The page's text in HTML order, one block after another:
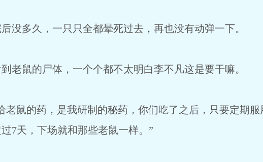
没多久，一只只全都晕死过去，再也没有动弹一下。
老鼠的尸体，一个个都不太明白李不凡这是要干嘛。
老鼠的药，是我研制的秘药，你们吃了之后，只要定期
7天，下场就和那些老鼠一样。”